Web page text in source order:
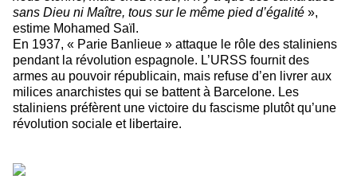
sans Dieu ni Maître, tous sur le même pied d’égalité »,
estime Mohamed Saïl.
En 1937, « Parie Banlieue » attaque le rôle des staliniens
pendant la révolution espagnole. L’URSS fournit des
armes au pouvoir républicain, mais refuse d’en livrer aux
milices anarchistes qui se battent à Barcelone. Les
staliniens préfèrent une victoire du fascisme plutôt qu’une
révolution sociale et libertaire.